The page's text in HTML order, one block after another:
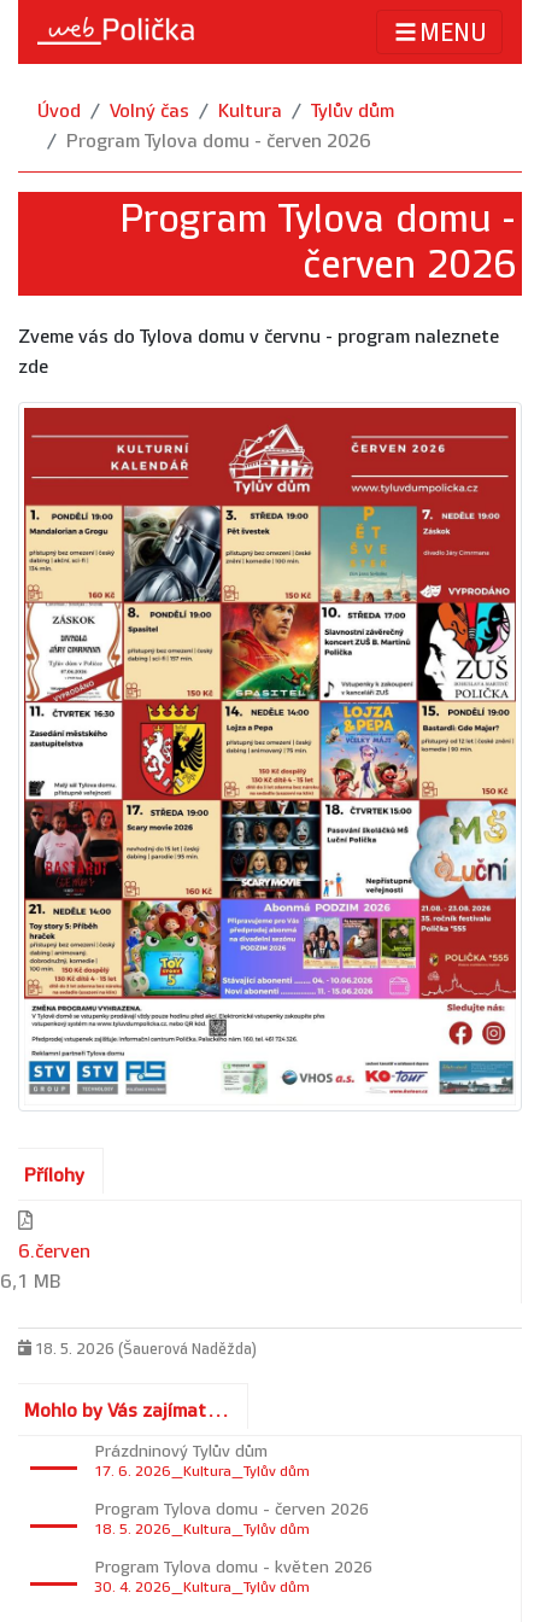
MENU
Úvod Volný čas Kultura
Tylův dům
Program Tylova domu - červen 2026
Program Tylova domu -
červen 2026
Zveme vás do Tylova domu v červnu - program naleznete
zde
Přílohy
6.červen
6,1 MB
18. 5. 2026 (Šauerová Naděžda)
Mohlo by Vás zajímat...
Prázdninový Tylův dům
17. 6. 2026_Kultura_Tylův dům
Program Tylova domu - červen 2026
18. 5. 2026_Kultura_Tylův dům
Program Tylova domu - květen 2026
30. 4. 2026_Kultura_Tylův dům